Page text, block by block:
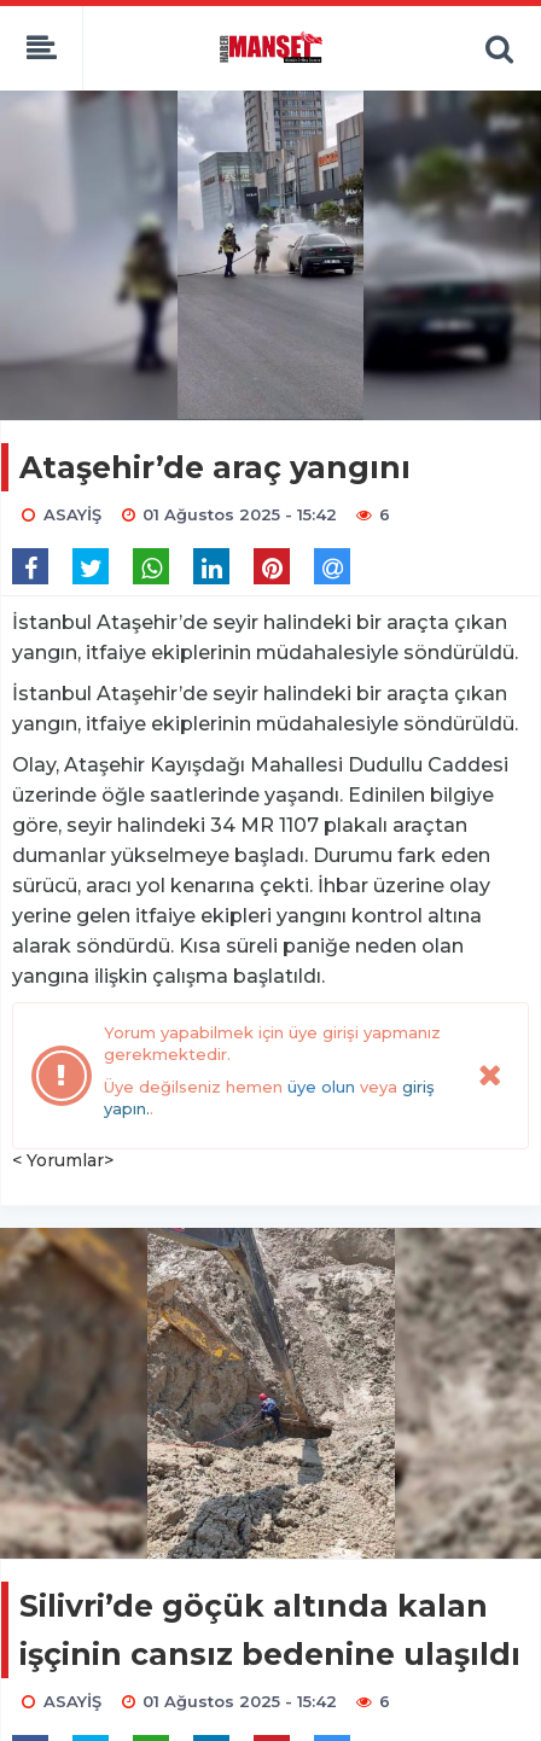
Ataşehir’de araç yangını
ASAYİŞ 01 Ağustos 2025 - 15:42 6
İstanbul Ataşehir’de seyir halindeki bir araçta çıkan
yangın, itfaiye ekiplerinin müdahalesiyle söndürüldü.
İstanbul Ataşehir’de seyir halindeki bir araçta çıkan
yangın, itfaiye ekiplerinin müdahalesiyle söndürüldü.
Olay, Ataşehir Kayışdağı Mahallesi Dudullu Caddesi
üzerinde öğle saatlerinde yaşandı. Edinilen bilgiye
göre, seyir halindeki 34 MR 1107 plakalı araçtan
dumanlar yükselmeye başladı. Durumu fark eden
sürücü, aracı yol kenarına çekti. İhbar üzerine olay
yerine gelen itfaiye ekipleri yangını kontrol altına
alarak söndürdü. Kısa süreli paniğe neden olan
yangına ilişkin çalışma başlatıldı.
Yorum yapabilmek için üye girişi yapmanız
gerekmektedir.
Üye değilseniz hemen üye olun veya giriş
yapın..
< Yorumlar>
Silivri’de göçük altında kalan
işçinin cansız bedenine ulaşıldı
ASAYİŞ 01 Ağustos 2025 - 15:42 6